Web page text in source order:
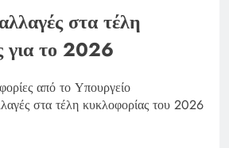
στα τέλη
για το 2026
από το Υπουργείο
στα τέλη κυκλοφορίας του 2026